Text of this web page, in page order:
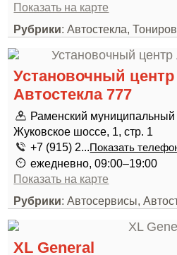
Показать на карте
Рубрики: Автостекла,
Установочный центр
Автостекла 777
Раменский муниципальный
Жуковское шоссе, 1, стр. 1
+7 (915) 2...Показать
ежедневно, 09:00–19:00
Показать на карте
Рубрики: Автосервисы,
XL General